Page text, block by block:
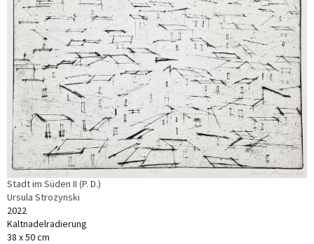
Stadt im Süden II (P. D.)
Ursula Strozynski
2022
Kaltnadelradierung
38 x 50 cm